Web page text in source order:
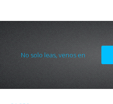
No solo leas, venos en